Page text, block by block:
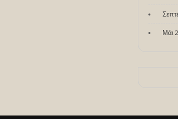
Μάι